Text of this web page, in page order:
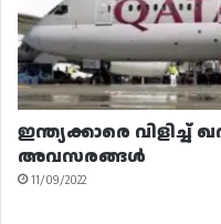
ഇന്ത്യക്കാരെ
അവസരങ്ങൾ
11/09/2022